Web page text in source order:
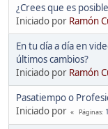
¿Crees que es
Iniciado por Ramón
En tu día a día en
últimos cambios?
Iniciado por Ramón
Pasatiempo o
Iniciado por
Páginas 1